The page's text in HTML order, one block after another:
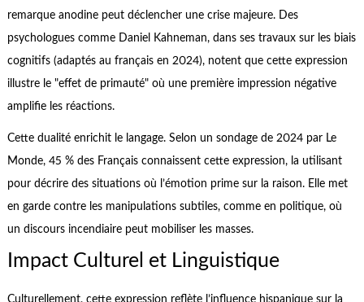
remarque anodine peut déclencher une crise majeure. Des
psychologues comme Daniel Kahneman, dans ses travaux sur les biais
cognitifs (adaptés au français en 2024), notent que cette expression
illustre le "effet de primauté" où une première impression négative
amplifie les réactions.
Cette dualité enrichit le langage. Selon un sondage de 2024 par Le
Monde, 45 % des Français connaissent cette expression, la utilisant
pour décrire des situations où l’émotion prime sur la raison. Elle met
en garde contre les manipulations subtiles, comme en politique, où
un discours incendiaire peut mobiliser les masses.
Impact Culturel et Linguistique
Culturellement, cette expression reflète l’influence hispanique sur la